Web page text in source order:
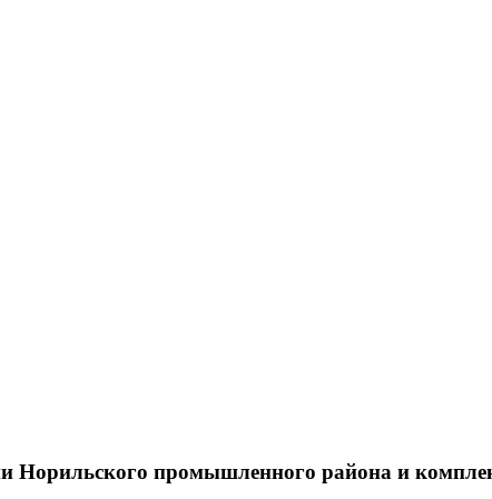
Норильского промышленного района и